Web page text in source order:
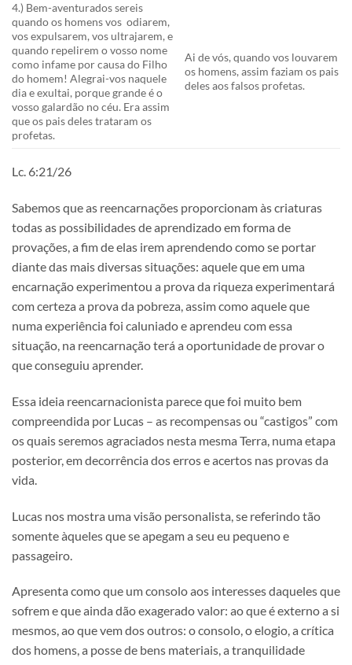
4.) Bem-aventurados sereis
quando os homens vos odiarem,
vos expulsarem, vos ultrajarem, e
quando repelirem o vosso nome
como infame por causa do Filho
do homem! Alegrai-vos naquele
dia e exultai, porque grande é o
vosso galardão no céu. Era assim
que os pais deles trataram os
profetas.
Ai de vós, quando vos louvarem
os homens, assim faziam os pais
deles aos falsos profetas.
Lc. 6:21/26
Sabemos que as reencarnações proporcionam às criaturas
todas as possibilidades de aprendizado em forma de
provações, a fim de elas irem aprendendo como se portar
diante das mais diversas situações: aquele que em uma
encarnação experimentou a prova da riqueza experimentará
com certeza a prova da pobreza, assim como aquele que
numa experiência foi caluniado e aprendeu com essa
situação, na reencarnação terá a oportunidade de provar o
que conseguiu aprender.
Essa ideia reencarnacionista parece que foi muito bem
compreendida por Lucas – as recompensas ou “castigos” com
os quais seremos agraciados nesta mesma Terra, numa etapa
posterior, em decorrência dos erros e acertos nas provas da
vida.
Lucas nos mostra uma visão personalista, se referindo tão
somente àqueles que se apegam a seu eu pequeno e
passageiro.
Apresenta como que um consolo aos interesses daqueles que
sofrem e que ainda dão exagerado valor: ao que é externo a si
mesmos, ao que vem dos outros: o consolo, o elogio, a crítica
dos homens, a posse de bens materiais, a tranquilidade